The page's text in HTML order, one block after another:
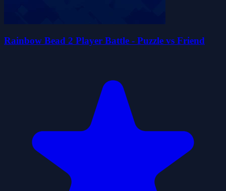
Rainbow Bead 2 Player Battle - Puzzle vs Friend